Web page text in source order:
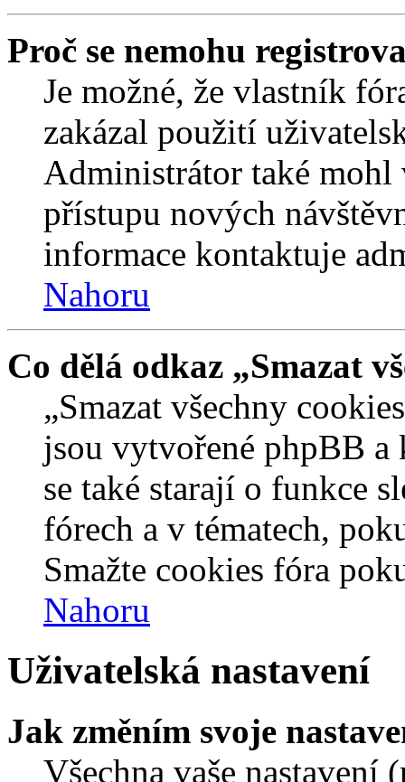
Proč se nemohu
Je možné, že vlastník
zakázal použití
Administrátor také mohl
přístupu nových
informace kontaktuje
Nahoru
Co dělá odkaz „Smazat
„Smazat všechny
jsou vytvořené phpBB a
se také starají o funkce
fórech a v tématech,
Smažte cookies fóra
Nahoru
Uživatelská nastavení
Jak změním svoje
Všechna vaše